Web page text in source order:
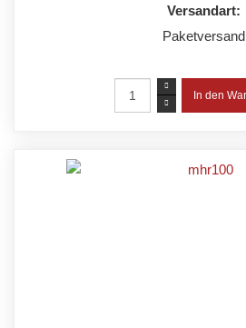
Versandart:
Paketversand